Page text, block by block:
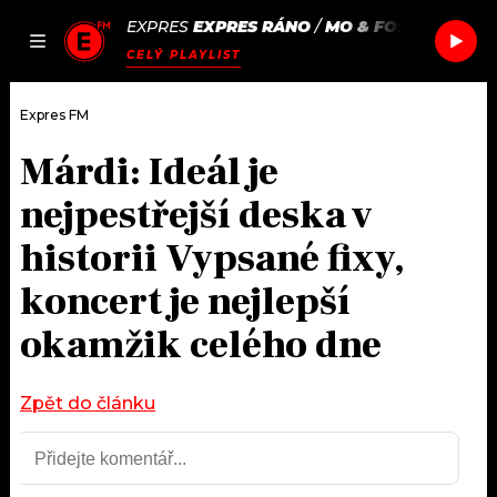
JAK
SEZNAM.CZ
EXPRES EXPRES RÁNO/MO & FOSTER THE
CELÝ PLAYLIST
DOMŮ
ČLÁNKY
AKTUÁLNĚ
HUDBA
ROZHOVORY
#NEBUDUDOMA
PODCASTY
JAK NALADIT
RÁDIO
APLIKACE
SOUTĚŽE
Expres FM
Márdi: Ideál je
nejpestřejší deska v
historii Vypsané fixy,
koncert je nejlepší
okamžik celého dne
Zpět do článku